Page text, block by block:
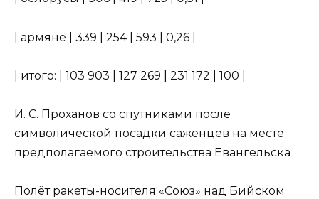
| армяне | 339 | 254 | 593 | 0,26 |
| итого: | 103 903 | 127 269 | 231 172 | 100 |
И. С. Проханов со спутниками после
символической посадки саженцев на месте
предполагаемого строительства Евангельска
Полёт ракеты-носителя «Союз» над Бийском